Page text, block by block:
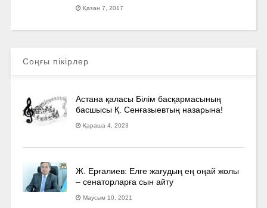
Қазан 7, 2017
Соңғы пікірлер
Астана қаласы Білім басқармасының
басшысы Қ. Сенғазыевтың назарына!
Қараша 4, 2023
Ж. Ерғалиев: Елге жағудың ең оңай жолы
– сенаторларға сын айту
Маусым 10, 2021